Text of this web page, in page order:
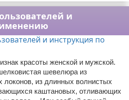
и
красоты женской и мужской.
шевелюра из
из длинных волнистых
каштановых, отливающих